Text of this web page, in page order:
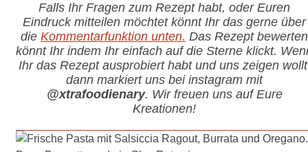
Falls Ihr Fragen zum Rezept habt, oder Euren
Eindruck mitteilen möchtet könnt Ihr das gerne über
die Kommentarfunktion unten. Das Rezept bewerten
könnt Ihr indem Ihr einfach auf die Sterne klickt.
Ihr das Rezept ausprobiert habt und uns zeigen
dann markiert uns bei instagram mit
@xtrafoodienary. Wir freuen uns auf Eure
Kreationen!